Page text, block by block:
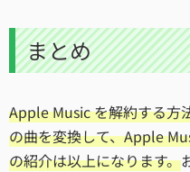
まとめ
Apple Music を解約する方
の曲を変換して、Apple
の紹介は以上になります。